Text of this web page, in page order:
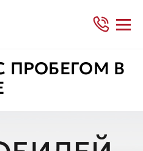
С ПРОБЕГОМ В